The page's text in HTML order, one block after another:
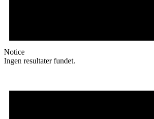
Notice
Ingen resultater fundet.